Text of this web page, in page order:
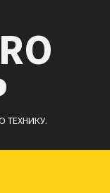
ТЕХНИКУ.